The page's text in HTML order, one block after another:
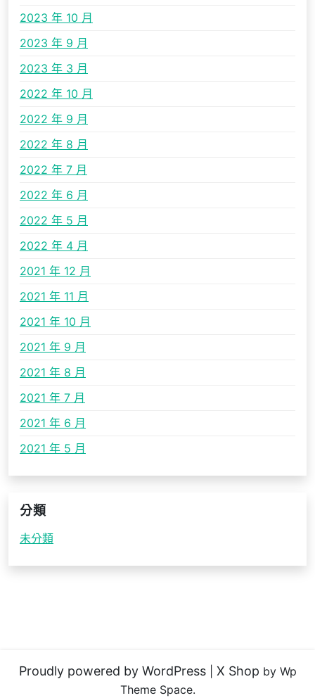
2023 年 10 月
2023 年 9 月
2023 年 3 月
2022 年 10 月
2022 年 9 月
2022 年 8 月
2022 年 7 月
2022 年 6 月
2022 年 5 月
2022 年 4 月
2021 年 12 月
2021 年 11 月
2021 年 10 月
2021 年 9 月
2021 年 8 月
2021 年 7 月
2021 年 6 月
2021 年 5 月
分類
未分類
Proudly powered by WordPress X Shop by Wp
Theme Space.